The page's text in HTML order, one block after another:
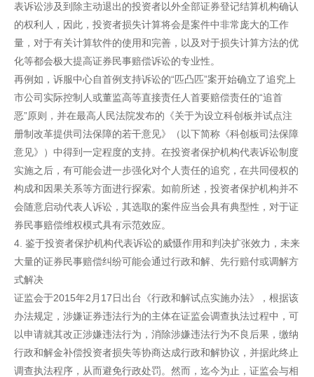
表诉讼涉及到除主动退出的投资者以外全部证券登记结算机构确认
的权利人，因此，投资者损失计算将会是案件中非常庞大的工作
量，对于有关计算软件的使用和完善，以及对于损失计算方法的优
化等都会极大提高证券民事赔偿诉讼的专业性。
再例如，诉服中心自首例支持诉讼的“匹凸匹”案开始确立了追究上
市公司实际控制人或董监高等直接责任人首要赔偿责任的“追首
恶”原则，并在最高人民法院发布的《关于为设立科创板并试点注
册制改革提供司法保障的若干意见》（以下简称《科创板司法保障
意见》）中得到一定程度的支持。在投资者保护机构代表诉讼制度
实施之后，有可能会进一步强化对个人责任的追究，在共同侵权的
构成和因果关系等方面进行探索。如前所述，投资者保护机构并不
会随意启动代表人诉讼，其选取的案件应当会具有典型性，对于证
券民事赔偿维权模式具有示范效应。
4. 鉴于投资者保护机构代表诉讼的威慑作用和判决扩张效力，未来
大量的证券民事赔偿纠纷可能会通过行政和解、先行赔付或调解方
式解决
证监会于2015年2月17日出台《行政和解试点实施办法》，根据该
办法规定，涉嫌证券违法行为的主体在证监会调查执法过程中，可
以申请就其改正涉嫌违法行为，消除涉嫌违法行为不良后果，缴纳
行政和解金补偿投资者损失等协商达成行政和解协议，并据此终止
调查执法程序，从而避免行政处罚。然而，迄今为止，证监会与相